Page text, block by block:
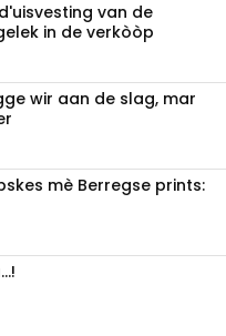
van de
in de verkòòp
wir aan de slag, mar
mè Berregse prints: